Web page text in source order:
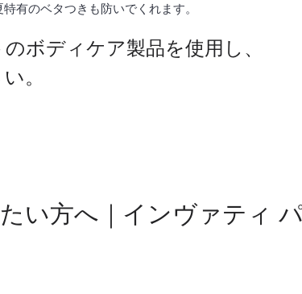
有のベタつきも防いでくれます。
ボディケア製品を使用し、
。
い方へ｜インヴァティ